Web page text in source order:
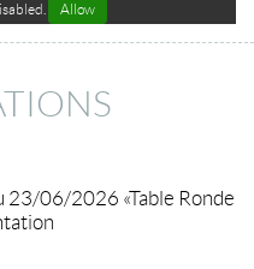
Allow
23/06/2026 «Table Ronde